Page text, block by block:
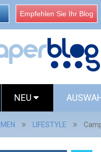
Empfehlen Sie Ihr Blog
NEU
MEN LIFESTYLE